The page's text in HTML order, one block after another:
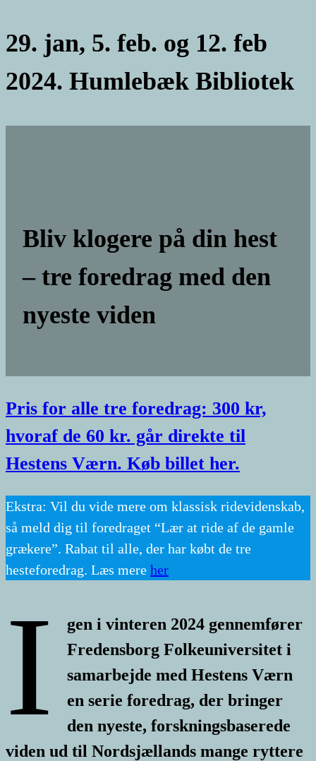
29. jan, 5. feb. og 12. feb
2024. Humlebæk Bibliotek
Bliv klogere på din hest
– tre foredrag med den
nyeste viden
Pris for alle tre foredrag: 300 kr,
hvoraf de 60 kr. går direkte til
Hestens Værn. Køb billet her.
Ekstra: Vil du vide mere om klassisk ridevidenskab,
så meld dig til foredraget “Lær at ride af de gamle
grækere”. Rabat til alle, der har købt de tre
hesteforedrag. Læs mere her
I
gen i vinteren 2024 gennemfører
Fredensborg Folkeuniversitet i
samarbejde med Hestens Værn
en serie foredrag, der bringer
den nyeste, forskningsbaserede
viden ud til Nordsjællands mange ryttere